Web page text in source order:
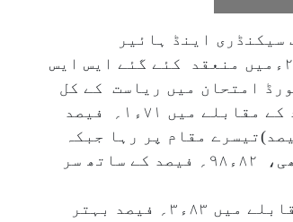
اینڈ ہائیر
سکینڈری ایجوکیشن (ایم ایس بی ایس ایچ ایس ای) (پونے) کی جانب سے فروری/مارچ ۲۰۲۵ءمیں منعقد کئے گئے ایس ایس
دیئے گئے۔ اس بورڈ امتحان میں ریاست کے کل
۹؍ڈویژنل بورڈ کا نتیجہ۱۰ء۹۴؍ فیصد آیا ہےجو کہ گزشتہ سال کے رزلٹ۸۱ء۹۵؍ فیصد کے مقابلے میں ۷۱ء۱؍ فیصد
سی بورڈ امتحان میں سب سے زیادہ طلبہ والا ڈویژن ممبئی (۸۴ء۹۵؍ فیصد)تیسرے مقام پر رہا جبکہ
کوکن ڈویژن جہاں ۹؍ ڈویژنوں میں سے سب سے کم طلبہ نے بورڈ امتحان میں شرکت کی تھی، ۸۲ء۹۸؍ فیصد کے ساتھ سر
اس امتحان میں بھی طالبات نے اپنی سبقت برقرار رکھی اور ان کا رزلٹ طلباء کے مقابلے میں ۸۳ء۳؍ فیصد بہتر